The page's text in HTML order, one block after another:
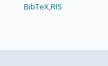
BibTeX,RIS